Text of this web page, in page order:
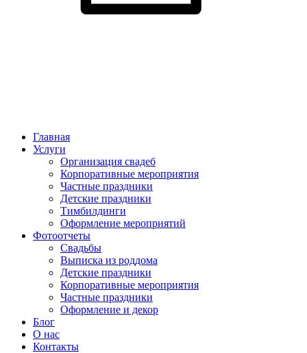
Главная
Услуги
Организация свадеб
Корпоративные мероприятия
Частные праздники
Детские праздники
Тимбилдинги
Оформление мероприятий
Фотоотчеты
Cвадьбы
Выписка из роддома
Детские праздники
Корпоративные мероприятия
Частные праздники
Оформление и декор
Блог
О нас
Контакты